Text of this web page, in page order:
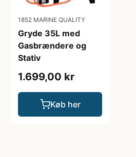
1852 MARINE QUALITY
Gryde 35L med
Gasbrændere og
Stativ
1.699,00 kr
Køb her